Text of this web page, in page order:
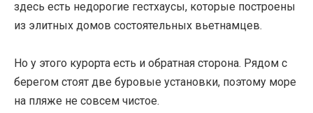
здесь есть недорогие гестхаусы, которые построены
из элитных домов состоятельных вьетнамцев.
Но у этого курорта есть и обратная сторона. Рядом с
берегом стоят две буровые установки, поэтому море
на пляже не совсем чистое.